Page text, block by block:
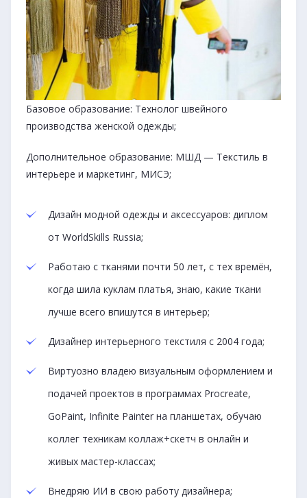
Базовое образование: Технолог швейного
производства женской одежды;
Дополнительное образование: МШД — Текстиль в
интерьере и маркетинг, МИСЭ;
Дизайн модной одежды и аксессуаров: диплом
от WorldSkills Russia;
Работаю с тканями почти 50 лет, с тех времён,
когда шила куклам платья, знаю, какие ткани
лучше всего впишутся в интерьер;
Дизайнер интерьерного текстиля с 2004 года;
Виртуозно владею визуальным оформлением и
подачей проектов в программах Procreate,
GoPaint, Infinite Painter на планшетах, обучаю
коллег техникам коллаж+скетч в онлайн и
живых мастер-классах;
Внедряю ИИ в свою работу дизайнера;